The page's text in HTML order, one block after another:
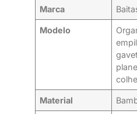
Marca
Modelo
Material